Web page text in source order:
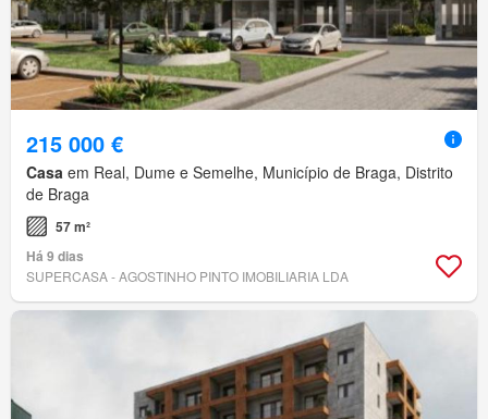
215 000 €
Casa em Real, Dume e Semelhe, Município de Braga, Distrito
de Braga
57 m²
Há 9 dias
SUPERCASA - AGOSTINHO PINTO IMOBILIARIA LDA